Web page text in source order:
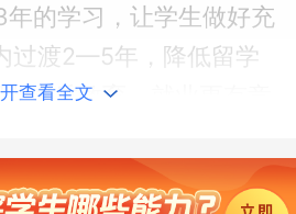
的学习，让学生做好充
过渡2—5年，降低留学
资质教育，就业更有竞
：国际会计 (ACCA方
查看全文